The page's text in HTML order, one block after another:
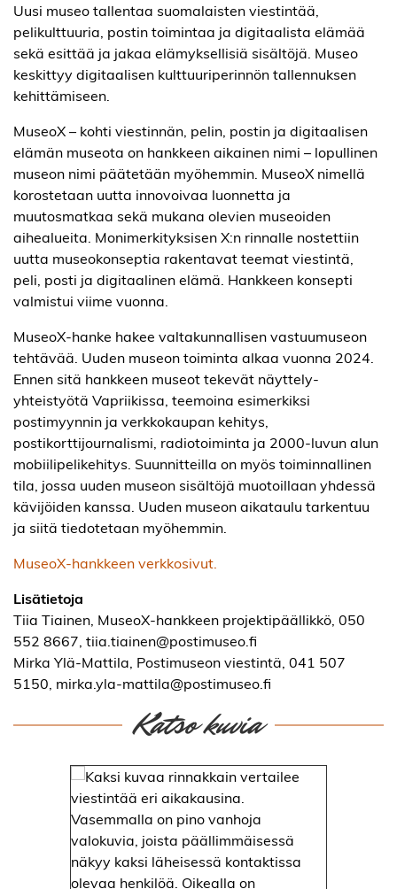
Uusi museo tallentaa suomalaisten viestintää,
pelikulttuuria, postin toimintaa ja digitaalista elämää
sekä esittää ja jakaa elämyksellisiä sisältöjä. Museo
keskittyy digitaalisen kulttuuriperinnön tallennuksen
kehittämiseen.
MuseoX – kohti viestinnän, pelin, postin ja digitaalisen
elämän museota on hankkeen aikainen nimi – lopullinen
museon nimi päätetään myöhemmin. MuseoX nimellä
korostetaan uutta innovoivaa luonnetta ja
muutosmatkaa sekä mukana olevien museoiden
aihealueita. Monimerkityksisen X:n rinnalle nostettiin
uutta museokonseptia rakentavat teemat viestintä,
peli, posti ja digitaalinen elämä. Hankkeen konsepti
valmistui viime vuonna.
MuseoX-hanke hakee valtakunnallisen vastuumuseon
tehtävää. Uuden museon toiminta alkaa vuonna 2024.
Ennen sitä hankkeen museot tekevät näyttely-
yhteistyötä Vapriikissa, teemoina esimerkiksi
postimyynnin ja verkkokaupan kehitys,
postikorttijournalismi, radiotoiminta ja 2000-luvun alun
mobiilipelikehitys. Suunnitteilla on myös toiminnallinen
tila, jossa uuden museon sisältöjä muotoillaan yhdessä
kävijöiden kanssa. Uuden museon aikataulu tarkentuu
ja siitä tiedotetaan myöhemmin.
MuseoX-hankkeen verkkosivut.
Lisätietoja
Tiia Tiainen, MuseoX-hankkeen projektipäällikkö, 050
552 8667, tiia.tiainen@postimuseo.fi
Mirka Ylä-Mattila, Postimuseon viestintä, 041 507
5150, mirka.yla-mattila@postimuseo.fi
Katso kuvia